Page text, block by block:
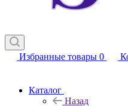
Избранные товары 0
Каталог
Назад